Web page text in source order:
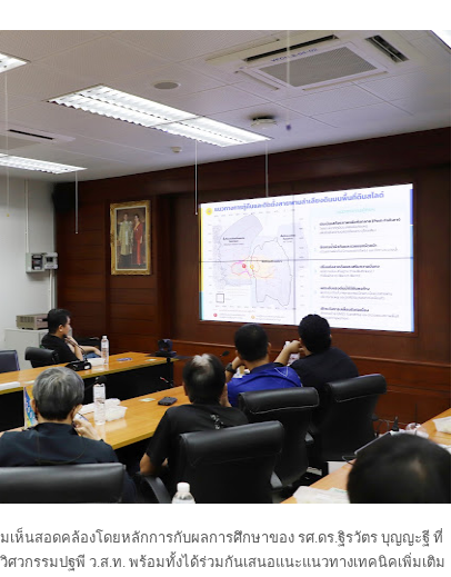
ห็นสอดคล้องโดยหลักการกับผลการศึกษาของ รศ.ดร.ฐิรวัตร บุญญะฐี ที่
วกรรมปฐพี ว.ส.ท. พร้อมทั้งได้ร่วมกันเสนอแนะแนวทางเทคนิคเพิ่มเติม